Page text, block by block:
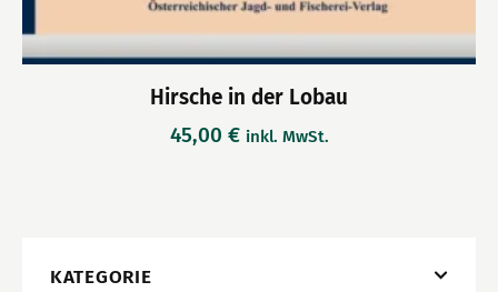
Hirsche in der Lobau
45,00 € inkl. MwSt.
KATEGORIE